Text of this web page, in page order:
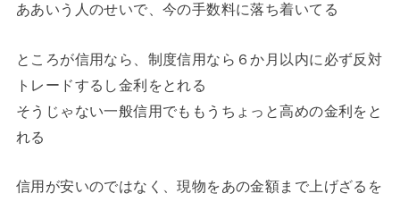
ああいう人のせいで、今の手数料に落ち着いてる
ところが信用なら、制度信用なら６か月以内に必ず反対
トレードするし金利をとれる
そうじゃない一般信用でももうちょっと高めの金利をと
れる
信用が安いのではなく、現物をあの金額まで上げざるを